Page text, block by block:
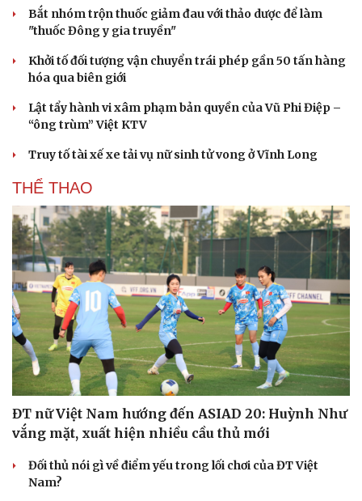
Sân khấu - Điện ảnh
Văn học
Nghệ sĩ
Sao Việt
Bắt nhóm trộn thuốc giảm đau với thảo dược để làm
"thuốc Đông y gia truyền"
Khởi tố đối tượng vận chuyển trái phép gần 50 tấn hàng
hóa qua biên giới
Lật tẩy hành vi xâm phạm bản quyền của Vũ Phi Điệp –
“ông trùm” Việt KTV
Truy tố tài xế xe tải vụ nữ sinh tử vong ở Vĩnh Long
THỂ THAO
ĐT nữ Việt Nam hướng đến ASIAD 20: Huỳnh Như
vắng mặt, xuất hiện nhiều cầu thủ mới
Đối thủ nói gì về điểm yếu trong lối chơi của ĐT Việt
Nam?